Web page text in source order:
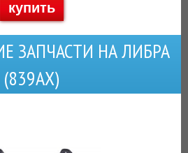
купить
ЗАПЧАСТИ НА ЛИБРА
(839АХ)